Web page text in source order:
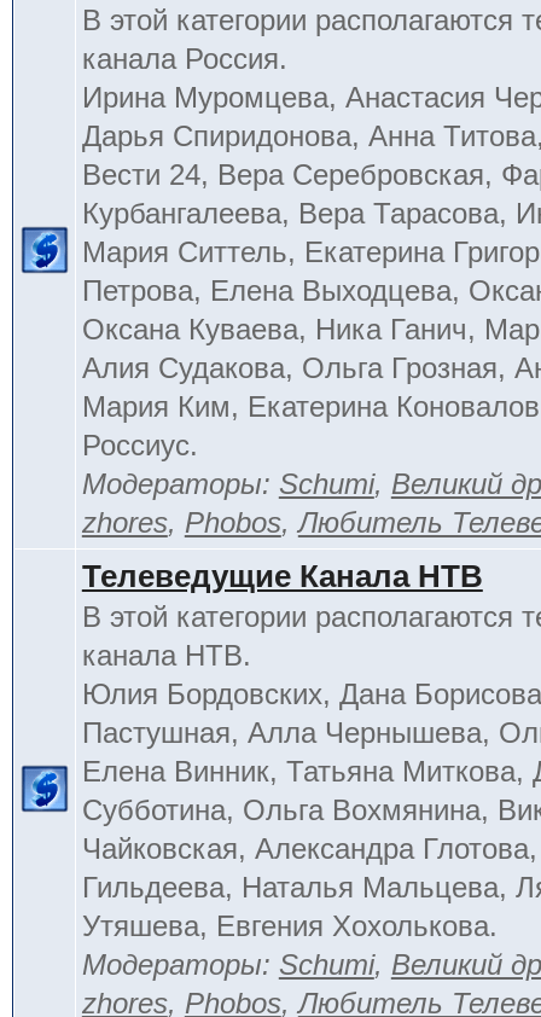
В этой категории располагаются
канала Россия.
Ирина Муромцева, Анастасия
Дарья Спиридонова, Анна
Вести 24, Вера Серебровская,
Курбангалеева, Вера Тарасова,
Мария Ситтель, Екатерина
Петрова, Елена Выходцева,
Оксана Куваева, Ника Ганич,
Алия Судакова, Ольга Грозная,
Мария Ким, Екатерина
Россиус.
Модераторы: Schumi, Великий
zhores, Phobos,Любитель
Телеведущие Канала НТВ
В этой категории располагаются
канала НТВ.
Юлия Бордовских, Дана
Пастушная, Алла Чернышева,
Елена Винник, Татьяна Миткова,
Субботина, Ольга Вохмянина,
Чайковская, Александра
Гильдеева, Наталья Мальцева,
Утяшева, Евгения Хохолькова.
Модераторы: Schumi, Великий
zhores, Phobos,Любитель